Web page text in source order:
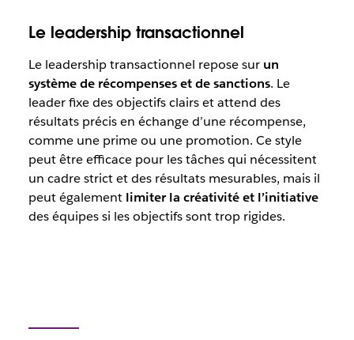
Le leadership transactionnel
Le leadership transactionnel repose sur un
système de récompenses et de sanctions. Le
leader fixe des objectifs clairs et attend des
résultats précis en échange d’une récompense,
comme une prime ou une promotion. Ce style
peut être efficace pour les tâches qui nécessitent
un cadre strict et des résultats mesurables, mais il
peut également limiter la créativité et l’initiative
des équipes si les objectifs sont trop rigides.